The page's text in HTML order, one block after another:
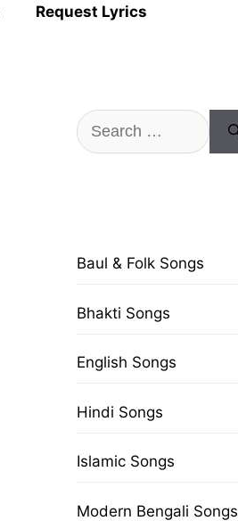
Request Lyrics
Search
for:
Baul & Folk Songs
Bhakti Songs
English Songs
Hindi Songs
Islamic Songs
Modern Bengali Songs